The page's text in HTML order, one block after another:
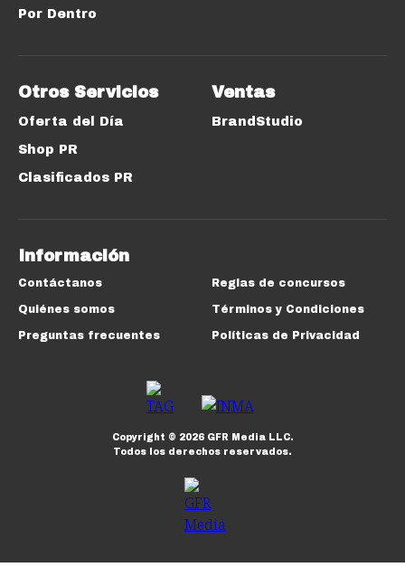
Por Dentro
Otros Servicios
Oferta del Día
Shop PR
Clasificados PR
Ventas
BrandStudio
Información
Contáctanos
Quiénes somos
Preguntas frecuentes
Reglas de concursos
Términos y Condiciones
Políticas de Privacidad
Copyright © 2026GFR Media LLC.
Todos los derechos reservados.